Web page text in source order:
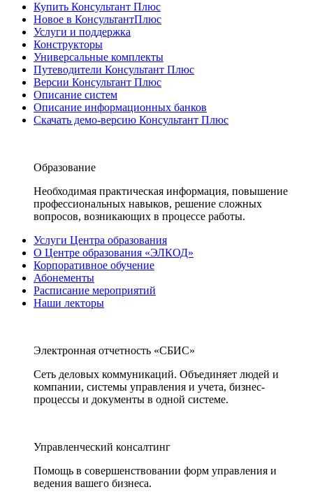
Купить Консультант Плюс
Новое в КонсультантПлюс
Услуги и поддержка
Конструкторы
Универсальные комплекты
Путеводители Консультант Плюс
Версии Консультант Плюс
Описание систем
Описание информационных банков
Скачать демо-версию Консультант Плюс
Образование
Необходимая практическая информация, повышение
профессиональных навыков, решение сложных
вопросов, возникающих в процессе работы.
Услуги Центра образования
О Центре образования «ЭЛКОД»
Корпоративное обучение
Абонементы
Расписание мероприятий
Наши лекторы
Электронная отчетность «СБИС»
Сеть деловых коммуникаций. Объединяет людей и
компании, системы управления и учета, бизнес-
процессы и документы в одной системе.
Управленческий консалтинг
Помощь в совершенствовании форм управления и
ведения вашего бизнеса.